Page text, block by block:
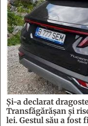
Și-a declarat
Transfăgărășan și
lei. Gestul său a fost